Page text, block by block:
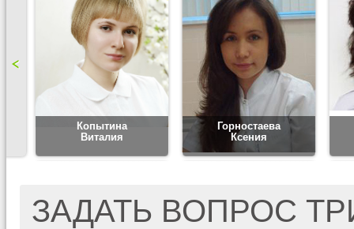
Копытина
Виталия
Горностаева
Ксения
ЗАДАТЬ ВОПРОС